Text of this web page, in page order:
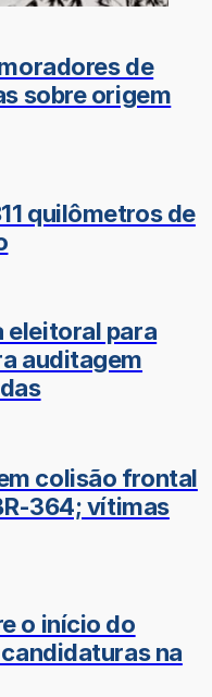
de
sobre origem
quilômetros de
eleitoral para
auditagem
colisão frontal
364; vítimas
o início do
na